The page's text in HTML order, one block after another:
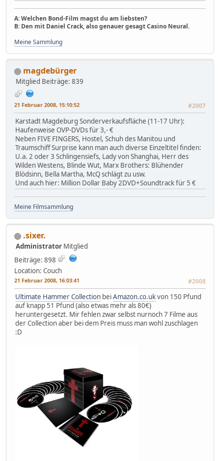
A: Welchen Bond-Film magst du am liebsten?
B: Den mit Daniel Crack, also genauer gesagt Casino Neural.
Meine Sammlung
magdebürger
Mitglied Beiträge: 839
21 Februar 2008, 15:10:52 #2007
Karstadt Magdeburg Sonderverkaufsfläche (11-17 Uhr):
Haufenweise OVP-DVDs für 3,- €
Neben FIVE FINGERS, Hostel, Schuh des Manitou und
Traumschiff Surprise kann man auch diverse Einzeltitel finden:
U.a. 2 oder 3 Schlingensiefs, Lady von Shanghai, Herr des
Wilden Westens, Blinde Wut, Marx Brothers: Blühender
Blödsinn, Bella Martha, McQ schlägt zu usw.
Und auch hier: Million Dollar Baby 2DVD+Soundtrack für 5 €
Meine Filmsammlung
.sixer.
Administrator Mitglied
Beiträge: 898
Location: Couch
21 Februar 2008, 16:03:41 #2008
Ultimate Hammer Collection beiAmazon.co.ukvon 150 Pfund
auf knapp 51 Pfund (also etwas mehr als 80€)
heruntergesetzt. Mir fehlen zwar selbst nurnoch 7 Filme aus
der Collection aber bei dem Preis muss man wohl zuschlagen
:D